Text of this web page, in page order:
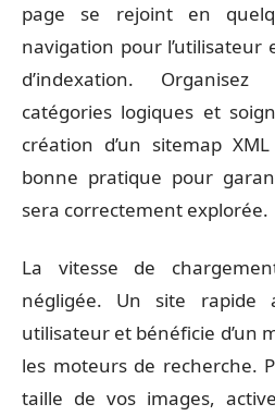
page se rejoint en
navigation pour l’utilisateur
d’indexation.
catégories logiques et
création d’un sitemap
bonne pratique pour
sera correctement explorée.
La vitesse de
négligée. Un site rapide
utilisateur et bénéficie d’un
les moteurs de recherche.
taille de vos images,